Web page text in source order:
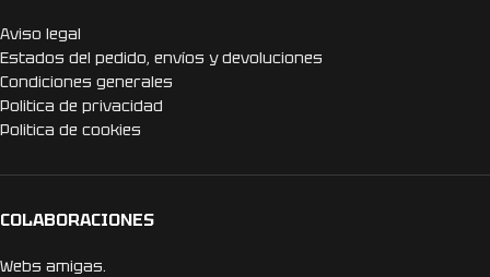
Aviso legal
Estados del pedido, envíos y devoluciones
Condiciones generales
Politica de privacidad
Politica de cookies
COLABORACIONES
Webs amigas.